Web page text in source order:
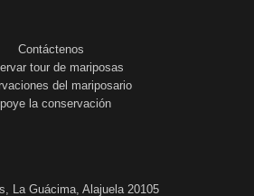
Contáctenos
tour de mariposas
del mariposario
la conservación
La Guácima, Alajuela 20105